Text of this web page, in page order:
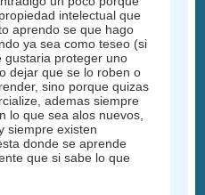
intelectual que
aprendo se que hago
ya sea como teseo (si
gustaria proteger uno
dejar que se lo roben o
sino porque quizas
ademas siempre
lo que sea alos nuevos,
siempre existen
donde se aprende
que si sabe lo que